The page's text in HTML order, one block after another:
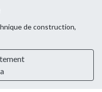
de construction,